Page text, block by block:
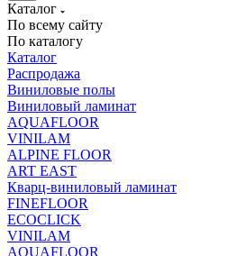
Каталог
По всему сайту
По каталогу
Каталог
Распродажа
Виниловые полы
Виниловый ламинат
AQUAFLOOR
VINILAM
ALPINE FLOOR
ART EAST
Кварц-виниловый ламинат
FINEFLOOR
ECOCLICK
VINILAM
AQUAFLOOR